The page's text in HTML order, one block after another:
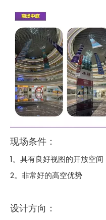
现场条件：
1。具有良好视图的开放空
2。非常好的高空优势
设计方向：